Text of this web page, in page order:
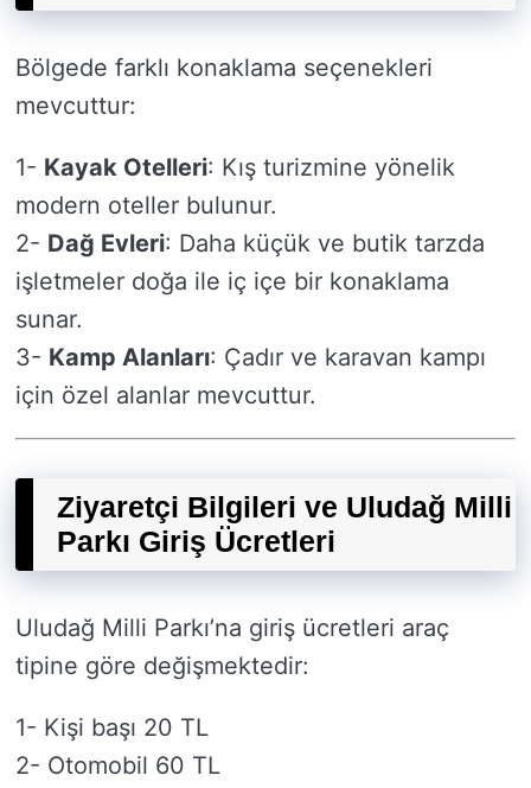
Bölgede farklı konaklama seçenekleri
mevcuttur:
1- Kayak Otelleri: Kış turizmine yönelik
modern oteller bulunur.
2- Dağ Evleri: Daha küçük ve butik tarzda
işletmeler doğa ile iç içe bir konaklama
sunar.
3- Kamp Alanları: Çadır ve karavan kampı
için özel alanlar mevcuttur.
Ziyaretçi Bilgileri ve Uludağ Milli
Parkı Giriş Ücretleri
Uludağ Milli Parkı’na giriş ücretleri araç
tipine göre değişmektedir:
1- Kişi başı 20 TL
2- Otomobil 60 TL